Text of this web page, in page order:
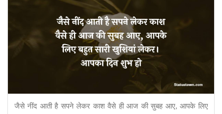
जैसे नींद आती है सपने लेकर काश वैसे ही आज की सुबह आए, आपके लिए